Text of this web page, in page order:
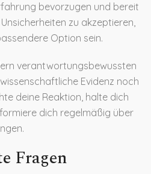
bevorzugen und bereit
zu akzeptieren,
Option sein.
verantwortungsbewussten
Evidenz noch
deine Reaktion, halte dich
dich regelmäßig über
Fragen